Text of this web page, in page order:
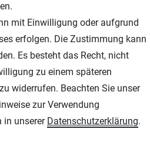
Datenschutz Impressum
mit Einwilligung oder aufgrund
erfolgen. Die Zustimmung kann
Es besteht das Recht, nicht
zu einem späteren
widerrufen. Beachten Sie unser
zur Verwendung
in unserer Daten­schutz­erklärung.